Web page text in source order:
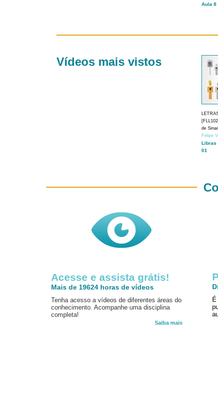
Aula 8
Vídeos mais vistos
de
Felipe
Libras
01
Acesse e assista grátis!
Mais de 19624 horas de vídeos
Tenha acesso a vídeos de diferentes áreas do
conhecimento. Acompanhe uma disciplina
completa!
Saiba mais